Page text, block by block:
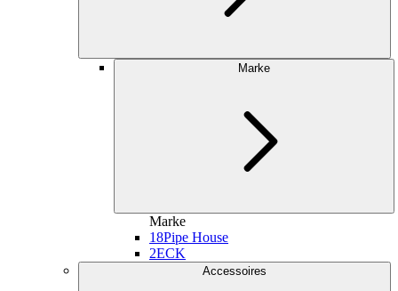
Marke
Marke
18Pipe House
2ECK
Accessoires